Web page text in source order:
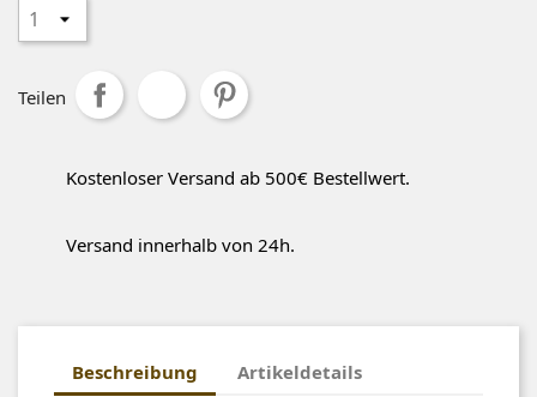
Teilen
Kostenloser Versand ab 500€ Bestellwert.
Versand innerhalb von 24h.
Beschreibung Artikeldetails